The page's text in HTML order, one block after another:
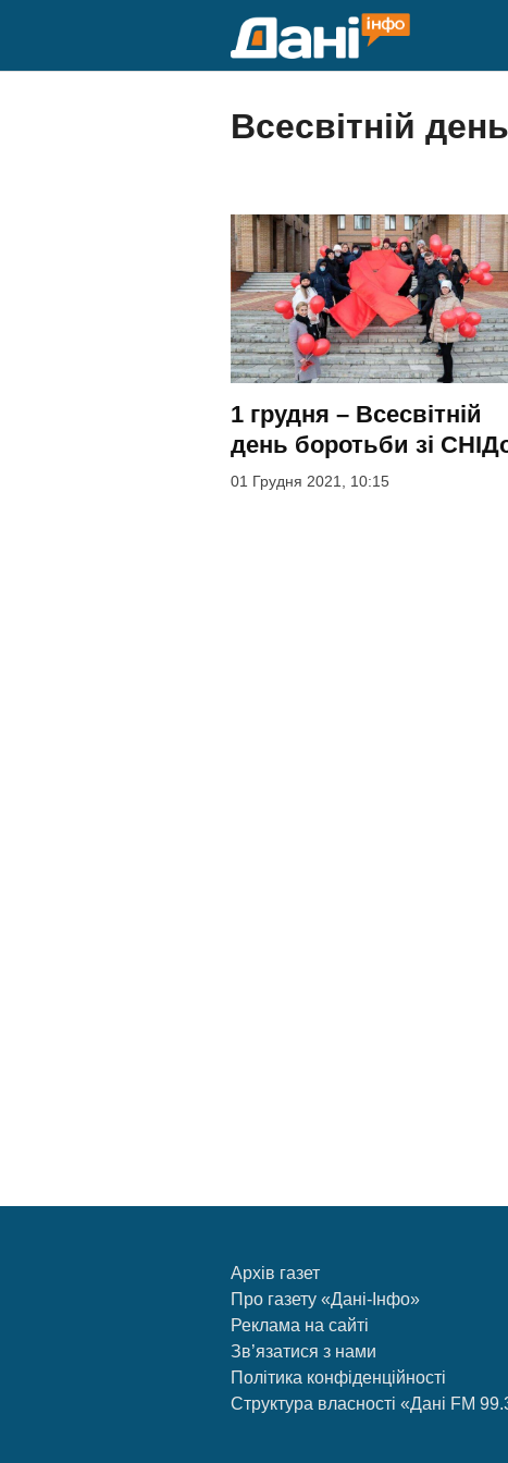
Всесвітній
1 грудня – Всесвітній
день боротьби зі
01 Грудня 2021, 10:15
Архів газет
Про газету «Дані-Інфо»
Реклама на сайті
Зв’язатися з нами
Політика конфіденційності
Структура власності «Дані FM